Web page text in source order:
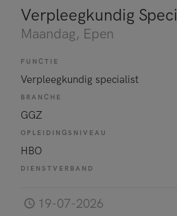
Verpleegkundig
Maandag, Epen
FUNCTIE
Verpleegkundig specialist
BRANCHE
GGZ
OPLEIDINGSNIVEAU
HBO
DIENSTVERBAND
19-07-2026